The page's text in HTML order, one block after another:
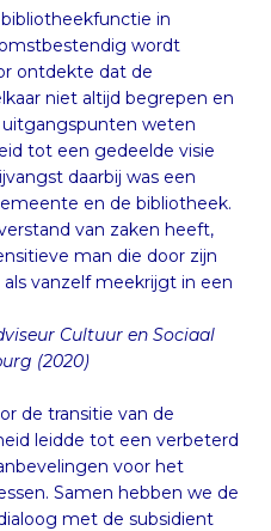
in
wordt
ontdekte dat de
niet altijd begrepen en
weten
tot een gedeelde visie
daarbij was een
en de bibliotheek.
van zaken heeft,
man die door zijn
vanzelf meekrijgt in een
Cultuur en Sociaal
(2020)
de transitie van de
leidde tot een verbeterd
voor het
Samen hebben we de
met de subsidient